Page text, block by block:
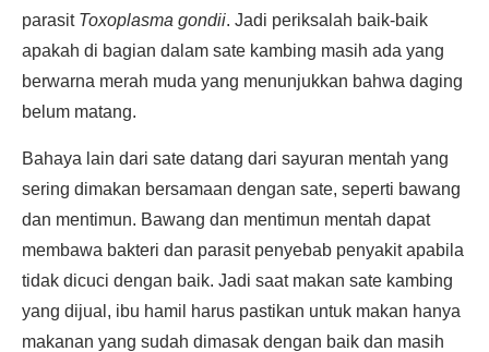
parasit Toxoplasma gondii. Jadi periksalah baik-baik
apakah di bagian dalam sate kambing masih ada yang
berwarna merah muda yang menunjukkan bahwa daging
belum matang.
Bahaya lain dari sate datang dari sayuran mentah yang
sering dimakan bersamaan dengan sate, seperti bawang
dan mentimun. Bawang dan mentimun mentah dapat
membawa bakteri dan parasit penyebab penyakit apabila
tidak dicuci dengan baik. Jadi saat makan sate kambing
yang dijual, ibu hamil harus pastikan untuk makan hanya
makanan yang sudah dimasak dengan baik dan masih